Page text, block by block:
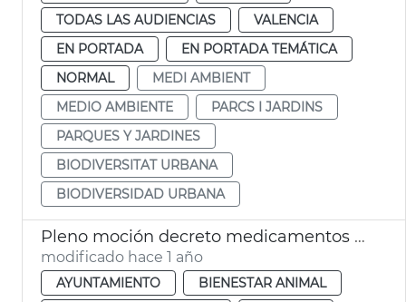
TODAS LAS AUDIENCIAS
VALENCIA
EN PORTADA
EN PORTADA TEMÁTICA
NORMAL
MEDI AMBIENT
MEDIO AMBIENTE
PARCS I JARDINS
PARQUES Y JARDINES
BIODIVERSITAT URBANA
BIODIVERSIDAD URBANA
Pleno moción decreto medicamentos veterinarios
modificado hace 1 año
AYUNTAMIENTO
BIENESTAR ANIMAL